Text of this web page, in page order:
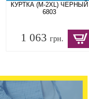
КУРТКА (M-2XL) ЧЕРНЫЙ
6803
1 063грн.